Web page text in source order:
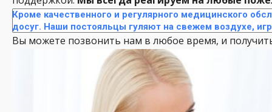
Кроме качественного и регулярного медицинского
досуг. Наши постояльцы гуляют на свежем воздухе,
Вы можете позвонить нам в любое время, и